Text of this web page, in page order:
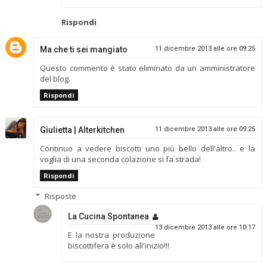
Rispondi
Ma che ti sei mangiato 11 dicembre 2013 alle ore 09:25
Questo commento è stato eliminato da un amministratore
del blog.
Rispondi
Giulietta | Alterkitchen 11 dicembre 2013 alle ore 09:25
Continuo a vedere biscotti uno più bello dell'altro.. e la
voglia di una seconda colazione si fa strada!
Rispondi
Risposte
La Cucina Spontanea
13 dicembre 2013 alle ore 10:17
E la nostra produzione
biscottifera è solo all'inizio!!!